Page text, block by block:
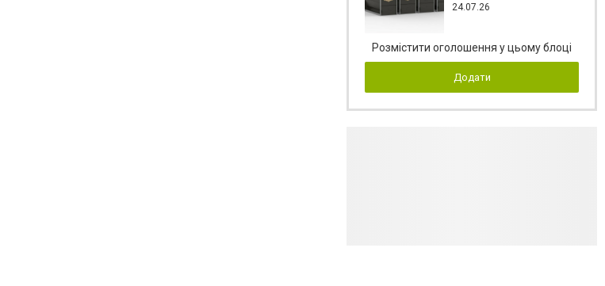
24.07.26
Розмістити оголошення у цьому блоці
Додати